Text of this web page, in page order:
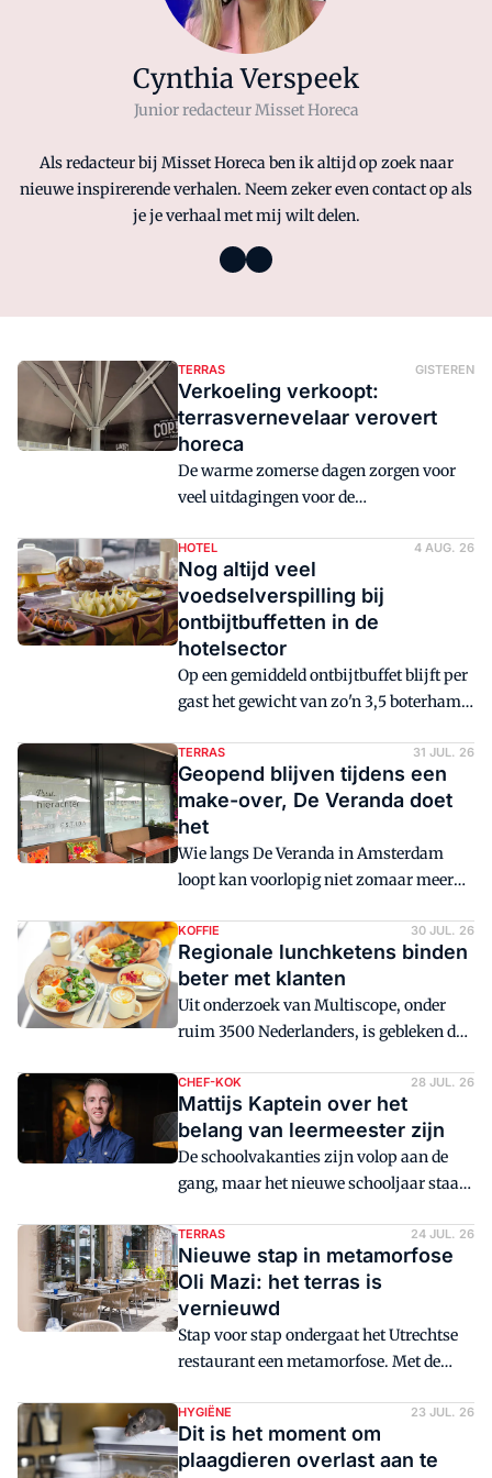
Cynthia Verspeek
Junior redacteur Misset Horeca
Als redacteur bij Misset Horeca ben ik altijd op zoek naar
nieuwe inspirerende verhalen. Neem zeker even contact op als
je je verhaal met mij wilt delen.
TERRAS GISTEREN
Verkoeling verkoopt:
terrasvernevelaar verovert
horeca
De warme zomerse dagen zorgen voor
veel uitdagingen voor de
last van de warmte, maar ook de gast
blijft vaker weg door het warme weer.
Een deel van de horecaondernemers is
het er dan ook over eens: de vernevelaar
moet onderdeel worden van het terras.
HOTEL 4 AUG. 26
Nog altijd veel
voedselverspilling bij
ontbijtbuffetten in de
hotelsector
Op een gemiddeld ontbijtbuffet blijft per
gast het gewicht van zo'n 3,5 boterham
gasten lastig te voorspellen is.
Bordresten kunnen niet opnieuw
aangeboden worden, maar een deel van
het onaangeraakte buffetoverschot is
nog prima eetbaar.
TERRAS 31 JUL. 26
Geopend blijven tijdens een
make-over, De Veranda doet
het
Wie langs De Veranda in Amsterdam
loopt kan voorlopig niet zomaar meer
van de zaak, de Brasserie, ondergaat
namelijk op dit moment een make-over.
In veertien dagen tijd is het de bedoeling
dat de gast straks kan genieten van een
nieuwe ervaring op hun vertrouwde
KOFFIE 30 JUL. 26
Regionale lunchketens binden
beter met klanten
Uit onderzoek van Multiscope, onder
ruim 3500 Nederlanders, is gebleken dat
beste weten te binden. Opvallend in het
onderzoek is dat Nederlandse formules
bijna driekwart van alle bezoekers voor
hun rekening nemen, zo blijkt uit de
Nationale Benchmark Koffie- en
CHEF-KOK 28 JUL. 26
Mattijs Kaptein over het
belang van leermeester zijn
De schoolvakanties zijn volop aan de
gang, maar het nieuwe schooljaar staat
dat ook de samenstelling van de keuken
weer voor een grote verandering staat.
Per september zullen leerbedrijven dan
ook weer van start gaan met hun nieuwe
leerlingen.
TERRAS 24 JUL. 26
Nieuwe stap in metamorfose
Oli Mazi: het terras is
vernieuwd
Stap voor stap ondergaat het Utrechtse
restaurant een metamorfose. Met de
Mazi een nieuwe stap gezet in hierin.
Inmiddels kunnen gasten de nieuwe
buitenbeleving van het terras ervaren.
HYGIËNE 23 JUL. 26
Dit is het moment om
plaagdieren overlast aan te